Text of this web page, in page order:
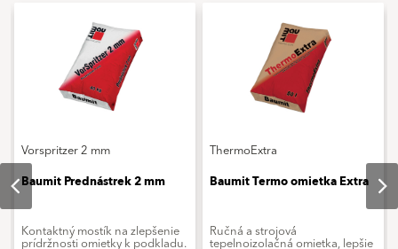
Vorspritzer 2 mm
Baumit Prednástrek 2 mm
Kontaktný mostík na zlepšenie
prídržnosti omietky k podkladu.
ThermoExtra
Baumit Termo omietka Extra
Ručná a strojová
tepelnoizolačná omietka, lepšie